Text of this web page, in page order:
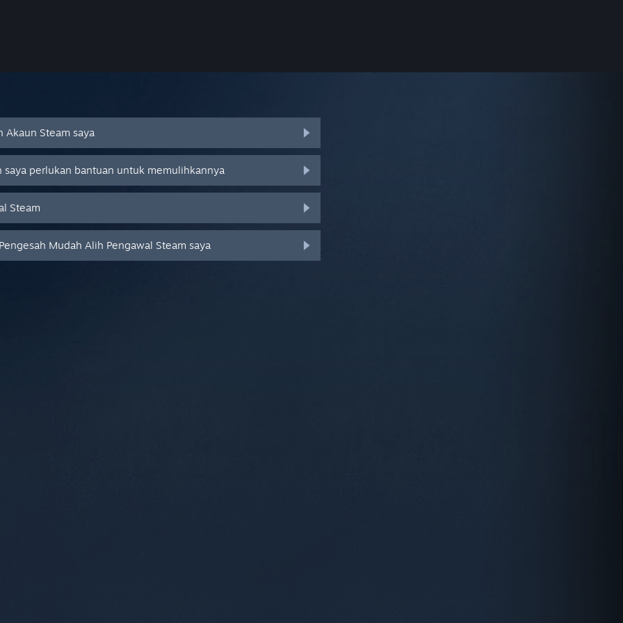
Akaun Steam saya
saya perlukan bantuan untuk memulihkannya
Steam
Mudah Alih Pengawal Steam saya